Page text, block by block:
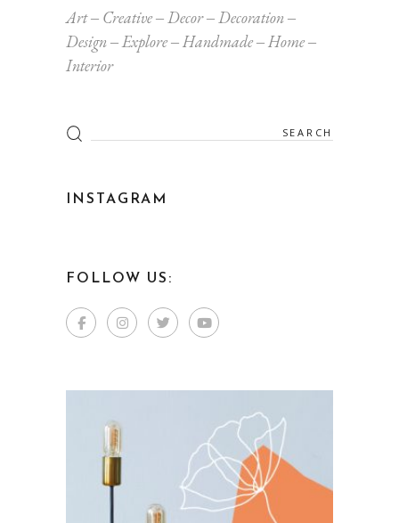
Art Creative Decor
Decoration
Design
Explore Handmade
Home
Interior
INSTAGRAM
FOLLOW US: